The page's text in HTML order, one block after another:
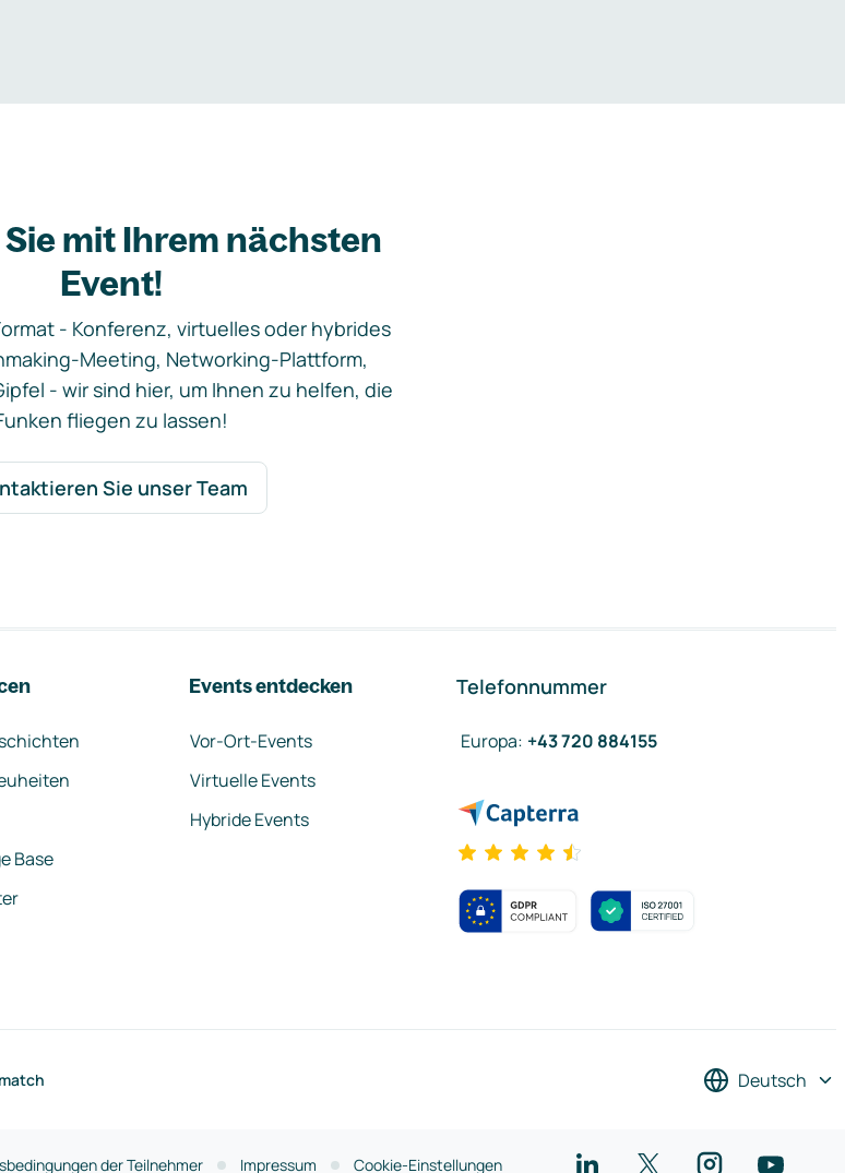
mit Ihrem nächsten
Event!
- Konferenz, virtuelles oder hybrides
Meeting, Networking-Plattform,
- wir sind hier, um Ihnen zu helfen, die
fliegen zu lassen!
Sie unser Team
Base
Events entdecken
Vor-Ort-Events
Virtuelle Events
Hybride Events
Telefonnummer
Europa: +43 720 884155
Deutsch
der Teilnehmer Impressum Cookie-Einstellungen